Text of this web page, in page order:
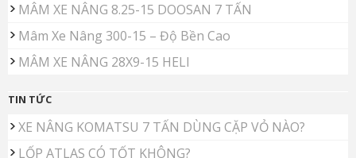
MÂM XE NÂNG 8.25-15 DOOSAN 7 TẤN
Mâm Xe Nâng 300-15 – Độ Bền Cao
MÂM XE NÂNG 28X9-15 HELI
TIN TỨC
XE NÂNG KOMATSU 7 TẤN DÙNG CẶP VỎ NÀO?
LỐP ATLAS CÓ TỐT KHÔNG?